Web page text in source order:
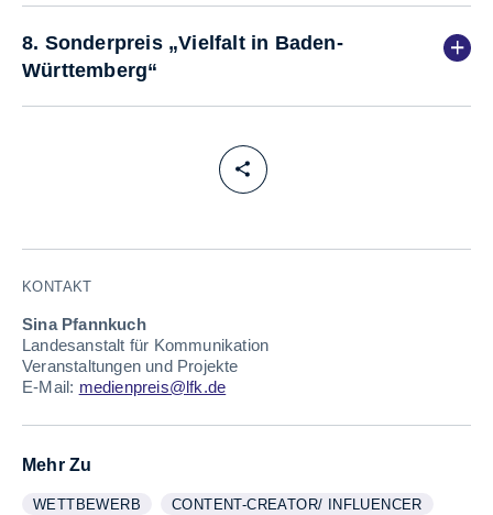
8. Sonderpreis „Vielfalt in Baden-
Württemberg“
KONTAKT
Sina Pfannkuch
Landesanstalt für Kommunikation
Veranstaltungen und Projekte
E-Mail: medienpreis@lfk.de
Mehr Zu
WEITERE INFORMATIONEN ZUM THEMA
WETTBEWERB
ANZEIGEN WEITERE INFORMATIONEN ZUM THEMA
CONTENT-CREATOR/ INFLUENCER
ANZEIGEN